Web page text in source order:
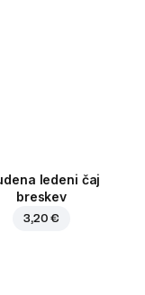
ledeni čaj
breskev
3,20 €